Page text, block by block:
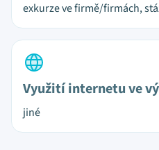
exkurze ve firmě/firmách,
Využití internetu ve
jiné